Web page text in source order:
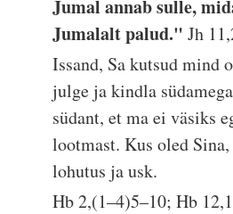
Jumal annab sulle,
Jumalalt palud."Jh
Issand, Sa kutsud mind
julge ja kindla
südant, et ma ei väsiks
lootmast. Kus oled
lohutus ja usk.
Hb 2,(1–4)5–10; Hb